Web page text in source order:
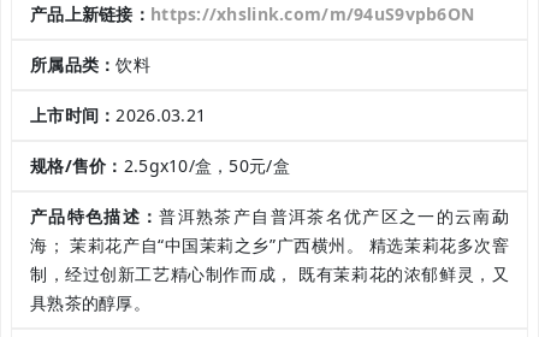
产品上新链接： https://xhslink.com/m/94uS9vpb6ON
所属品类：饮料
上市时间：2026.03.21
规格/售价： 2.5gx10/盒，50元/盒
产品特色描述：普洱熟茶产自普洱茶名优产区之一的云南勐
海； 茉莉花产自“中国茉莉之乡”广西横州。 精选茉莉花多次窨
制，经过创新工艺精心制作而成， 既有茉莉花的浓郁鲜灵，又
具熟茶的醇厚。